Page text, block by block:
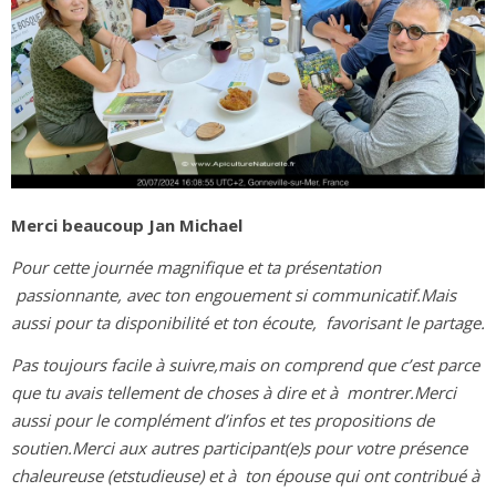
Merci beaucoup Jan Michael
Pour cette journée magnifique et ta présentation
passionnante, avec ton engouement si communicatif.Mais
aussi pour ta disponibilité et ton écoute, favorisant le partage.
Pas toujours facile à suivre,mais on comprend que c’est parce
que tu avais tellement de choses à dire et à montrer.Merci
aussi pour le complément d’infos et tes propositions de
soutien.Merci aux autres participant(e)s pour votre présence
chaleureuse (etstudieuse) et à ton épouse qui ont contribué à